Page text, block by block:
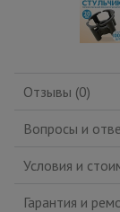
Отзывы (0)
Вопросы и
Условия и
Гарантия и